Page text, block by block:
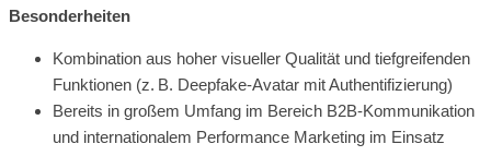
Besonderheiten
Kombination aus hoher visueller Qualität und tiefgreifenden
Funktionen (z. B. Deepfake-Avatar mit Authentifizierung)
Bereits in großem Umfang im Bereich B2B-Kommunikation
und internationalem Performance Marketing im Einsatz